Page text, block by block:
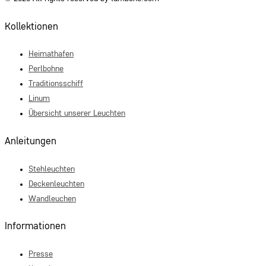
Kollektionen
Heimathafen
Perlbohne
Traditionsschiff
Linum
Übersicht unserer Leuchten
Anleitungen
Stehleuchten
Deckenleuchten
Wandleuchen
Informationen
Presse